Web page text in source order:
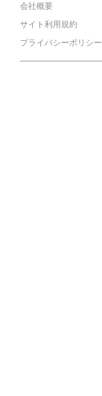
会社概要
サイト利用規約
プライバシーポリシー